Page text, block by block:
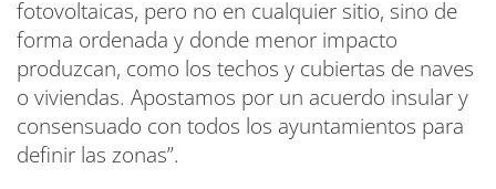
fotovoltaicas, pero no en cualquier sitio, sino de
forma ordenada y donde menor impacto
produzcan, como los techos y cubiertas de naves
o viviendas. Apostamos por un acuerdo insular y
consensuado con todos los ayuntamientos para
definir las zonas”.